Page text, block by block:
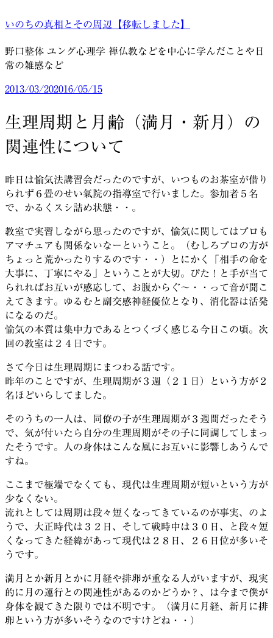
ン
ン
ツ
へ
キ
ッ
プ
いのちの真相とその周辺【移転しました】
野口整体 ユング心理学 禅仏教などを中心に学んだことや日
常の雑感など
投
日:
2013/03/202016/05/15
生理周期と月齢（満月・新月）の
関連性について
昨日は愉気法講習会だったのですが、いつものお茶室が借り
られず６畳のせい氣院の指導室で行いました。参加者５名
で、かるくスシ詰め状態・・。
教室で実習しながら思ったのですが、愉気に関してはプロも
アマチュアも関係ないなーということ。（むしろプロの方が
ちょっと荒かったりするのです・・）とにかく「相手の命を
大事に、丁寧にやる」ということが大切。ぴた！と手が当て
られればお互いが感応して、お腹からぐ～・・って音が聞こ
えてきます。ゆるむと副交感神経優位となり、消化器は活発
になるのだ。
愉気の本質は集中力であるとつくづく感じる今日この頃。次
回の教室は２４日です。
さて今日は生理周期にまつわる話です。
昨年のことですが、生理周期が３週（２１日）という方が２
名ほどいらしてました。
そのうちの一人は、同僚の子が生理周期が３週間だったそう
で、気が付いたら自分の生理周期がその子に同調してしまっ
たそうです。人の身体はこんな風にお互いに影響しあうんで
すね。
ここまで極端でなくても、現代は生理周期が短いという方が
少なくない。
流れとしては周期は段々短くなってきているのが事実、のよ
うで、大正時代は３２日、そして戦時中は３０日、と段々短
くなってきた経緯があって現代は２８日、２６日位が多いそ
うです。
満月とか新月とかに月経や排卵が重なる人がいますが、現実
的に月の運行との関連性があるのかどうか？、は今まで僕が
身体を観てきた限りでは不明です。（満月に月経、新月に排
卵という方が多いそうなのですけどね・・）